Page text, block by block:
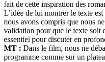
fait de cette inspiration des
L’idée de lui montrer le texte
nous avons compris que nous
validation pour que le texte soit
essentiel pour discuter en
MT : Dans le film, nous ne
programme comme sur un